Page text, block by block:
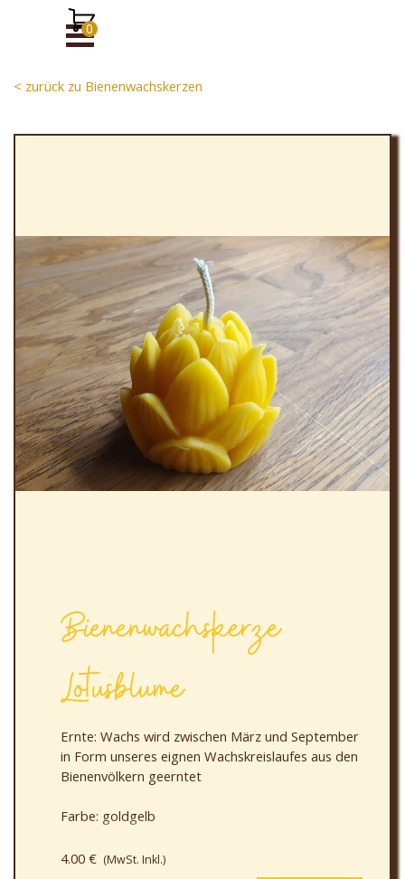
Direkt zum Seiteninhalt
Menü überspringen
< zurück zu Bienenwachskerzen
Bienenwachskerze
Lotusblume
Ernte: Wachs wird zwischen März und September
in Form unseres eignen Wachskreislaufes aus den
Bienenvölkern geerntet
Farbe: goldgelb
Besonderheit: handgemacht, 100% Bienenwachs
4.00 € (MwSt. Inkl.)